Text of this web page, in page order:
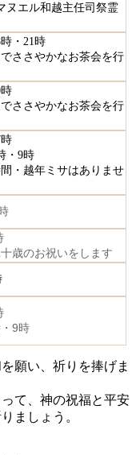
ヌエル和越主任司祭霊
・21時
ささやかなお茶会を行
ささやかなお茶会を行
・9時
間・越年ミサはありませ
歳のお祝いをします
9時
願い、祈りを捧げま
て、神の祝福と平安
ましょう。